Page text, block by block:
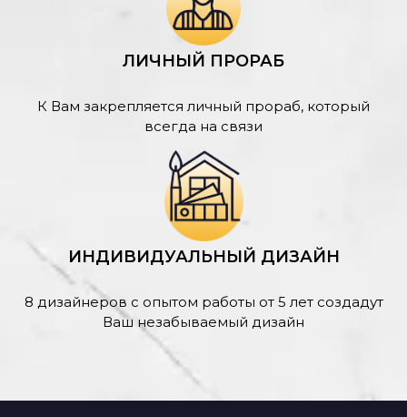
ЛИЧНЫЙ ПРОРАБ
К Вам закрепляется личный прораб, который
всегда на связи
ИНДИВИДУАЛЬНЫЙ ДИЗАЙН
8 дизайнеров с опытом работы от 5 лет создадут
Ваш незабываемый дизайн